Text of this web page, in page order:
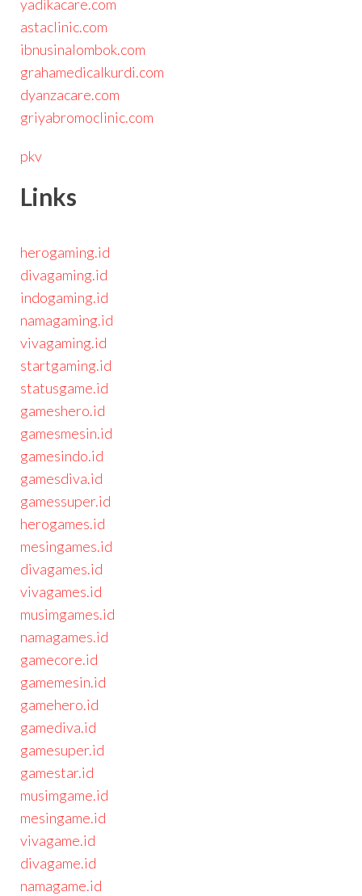
yadikacare.com
astaclinic.com
ibnusinalombok.com
grahamedicalkurdi.com
dyanzacare.com
griyabromoclinic.com
pkv
Links
herogaming.id
divagaming.id
indogaming.id
namagaming.id
vivagaming.id
startgaming.id
statusgame.id
gameshero.id
gamesmesin.id
gamesindo.id
gamesdiva.id
gamessuper.id
herogames.id
mesingames.id
divagames.id
vivagames.id
musimgames.id
namagames.id
gamecore.id
gamemesin.id
gamehero.id
gamediva.id
gamesuper.id
gamestar.id
musimgame.id
mesingame.id
vivagame.id
divagame.id
namagame.id